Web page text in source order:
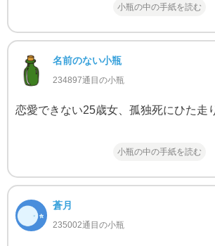
小瓶の中の手紙を読む
名前のない小瓶
234897通目の小瓶
恋愛できない25歳女、孤独死にひた走
小瓶の中の手紙を読む
蒼月
235002通目の小瓶